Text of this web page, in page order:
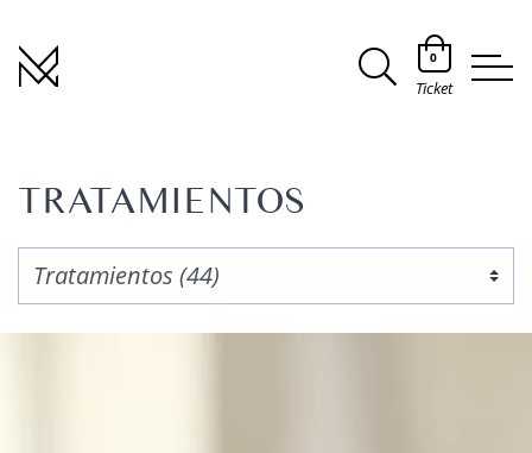
0
Ticket
TRATAMIENTOS